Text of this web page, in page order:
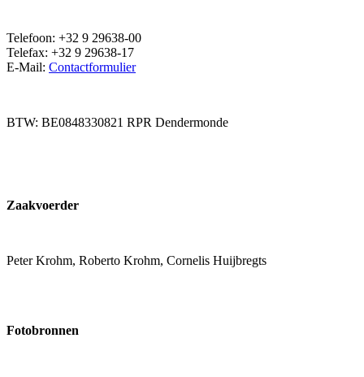
Telefoon: +32 9 29638-00
Telefax: +32 9 29638-17
E-Mail: Contactformulier
BTW: BE0848330821 RPR Dendermonde
Zaakvoerder
Peter Krohm, Roberto Krohm, Cornelis Huijbregts
Fotobronnen